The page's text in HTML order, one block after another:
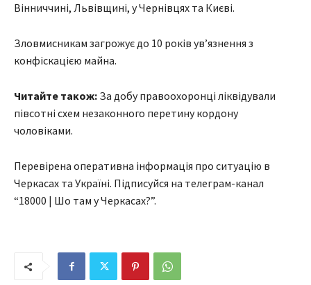
Вінниччині, Львівщині, у Чернівцях та Києві.
Зловмисникам загрожує до 10 років ув’язнення з
конфіскацією майна.
Читайте також: За добу правоохоронці ліквідували
півсотні схем незаконного перетину кордону
чоловіками.
Перевірена оперативна інформація про ситуацію в
Черкасах та Україні. Підписуйся на телеграм-канал
“18000 | Шо там у Черкасах?”.